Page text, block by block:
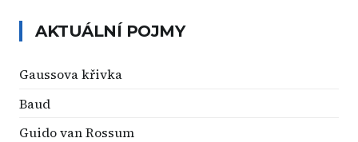
AKTUÁLNÍ POJMY
Gaussova křivka
Baud
Guido van Rossum